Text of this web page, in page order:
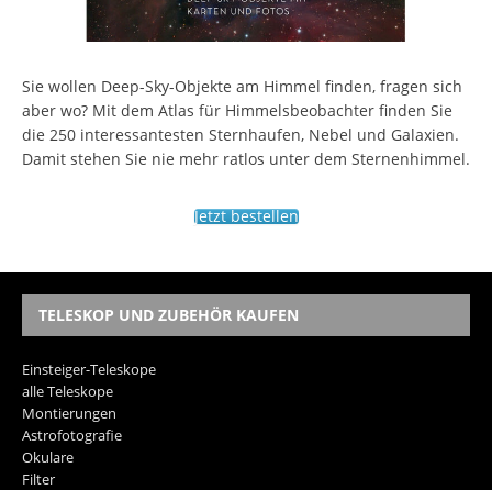
Sie wollen Deep-Sky-Objekte am Himmel finden, fragen sich
aber wo? Mit dem Atlas für Himmelsbeobachter finden Sie
die 250 interessantesten Sternhaufen, Nebel und Galaxien.
Damit stehen Sie nie mehr ratlos unter dem Sternenhimmel.
Jetzt bestellen
TELESKOP UND ZUBEHÖR KAUFEN
Einsteiger-Teleskope
alle Teleskope
Montierungen
Astrofotografie
Okulare
Filter